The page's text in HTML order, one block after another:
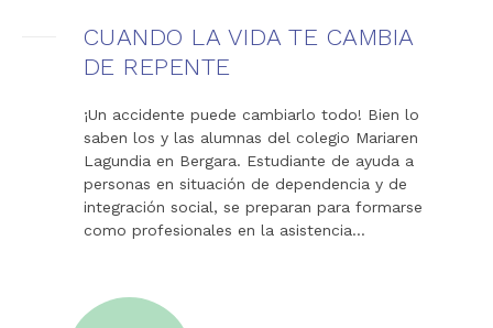
CUANDO LA VIDA TE CAMBIA
DE REPENTE
¡Un accidente puede cambiarlo todo! Bien lo
saben los y las alumnas del colegio Mariaren
Lagundia en Bergara. Estudiante de ayuda a
personas en situación de dependencia y de
integración social, se preparan para formarse
como profesionales en la asistencia…